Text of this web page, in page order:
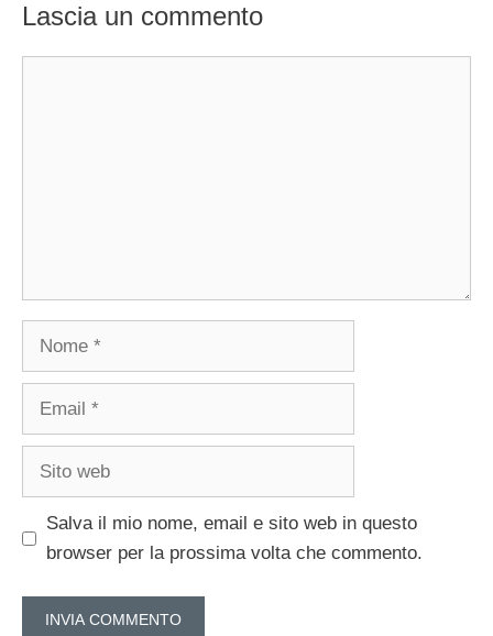
Lascia un commento
Nome
Email
Sito
Salva il mio nome, email e sito web in questo
browser per la prossima volta che commento.